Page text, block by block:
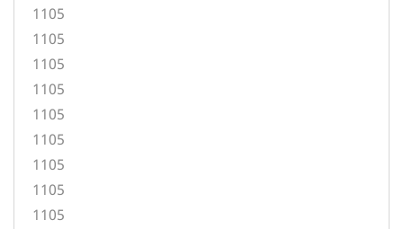
1105
1105
1105
1105
1105
1105
1105
1105
1105